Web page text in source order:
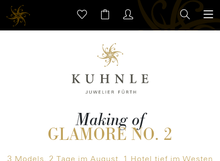
Making of
GLAMORE NO. 2
3 Models, 2 Tage im August, 1 Hotel tief im Westen